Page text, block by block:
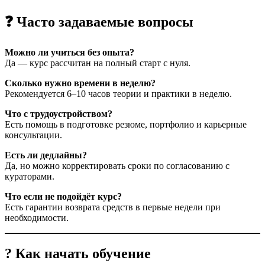
❓ Часто задаваемые вопросы
Можно ли учиться без опыта?
Да — курс рассчитан на полный старт с нуля.
Сколько нужно времени в неделю?
Рекомендуется 6–10 часов теории и практики в неделю.
Что с трудоустройством?
Есть помощь в подготовке резюме, портфолио и карьерные
консультации.
Есть ли дедлайны?
Да, но можно корректировать сроки по согласованию с
кураторами.
Что если не подойдёт курс?
Есть гарантии возврата средств в первые недели при
необходимости.
? Как начать обучение